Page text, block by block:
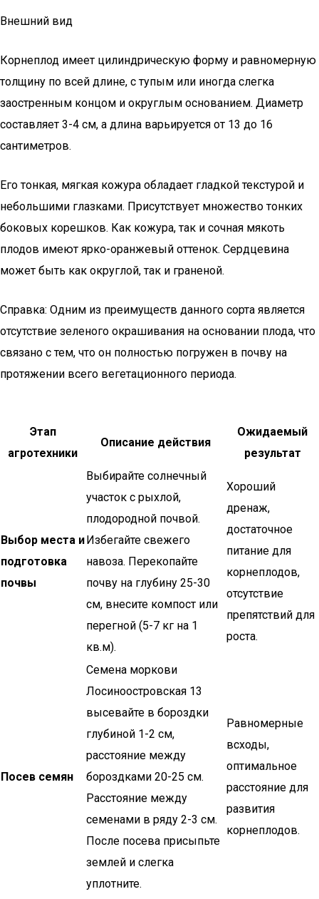
Внешний вид
Корнеплод имеет цилиндрическую форму и равномерную
толщину по всей длине, с тупым или иногда слегка
заостренным концом и округлым основанием. Диаметр
составляет 3-4 см, а длина варьируется от 13 до 16
сантиметров.
Его тонкая, мягкая кожура обладает гладкой текстурой и
небольшими глазками. Присутствует множество тонких
боковых корешков. Как кожура, так и сочная мякоть
плодов имеют ярко-оранжевый оттенок. Сердцевина
может быть как округлой, так и граненой.
Справка: Одним из преимуществ данного сорта является
отсутствие зеленого окрашивания на основании плода, что
связано с тем, что он полностью погружен в почву на
протяжении всего вегетационного периода.
Этап
агротехники
Описание действия
Ожидаемый
результат
Выбор места и
подготовка
почвы
Выбирайте солнечный
участок с рыхлой,
плодородной почвой.
Избегайте свежего
навоза. Перекопайте
почву на глубину 25-30
см, внесите компост или
перегной (5-7 кг на 1
кв.м).
Хороший
дренаж,
достаточное
питание для
корнеплодов,
отсутствие
препятствий для
роста.
Посев семян
Семена моркови
Лосиноостровская 13
высевайте в бороздки
глубиной 1-2 см,
расстояние между
бороздками 20-25 см.
Расстояние между
семенами в ряду 2-3 см.
После посева присыпьте
землей и слегка
уплотните.
Равномерные
всходы,
оптимальное
расстояние для
развития
корнеплодов.